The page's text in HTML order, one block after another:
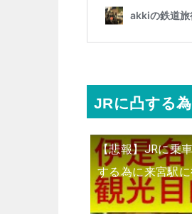
JRに凸する
【悲報】JRに乗
する為に来宮駅